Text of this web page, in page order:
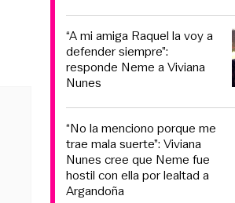
“A mi amiga Raquel la voy a
defender siempre”:
responde Neme a Viviana
Nunes
“No la menciono porque me
trae mala suerte”: Viviana
Nunes cree que Neme fue
hostil con ella por lealtad a
Argandoña